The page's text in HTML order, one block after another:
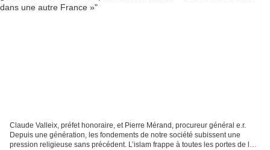
Claude Valleix, préfet honoraire, et Pierre Mérand, procureur général e.r.
Depuis une génération, les fondements de notre société subissent une
pression religieuse sans précédent. L’islam frappe à toutes les portes de la